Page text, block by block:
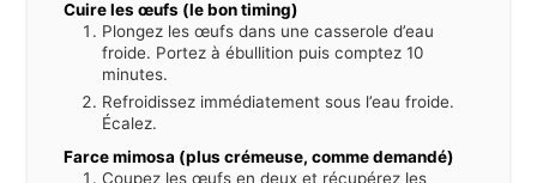
Cuire les œufs (le bon timing)
Plongez les œufs dans une casserole d’eau
froide. Portez à ébullition puis comptez 10
minutes.
Refroidissez immédiatement sous l’eau froide.
Écalez.
Farce mimosa (plus crémeuse, comme demandé)
Coupez les œufs en deux et récupérez les